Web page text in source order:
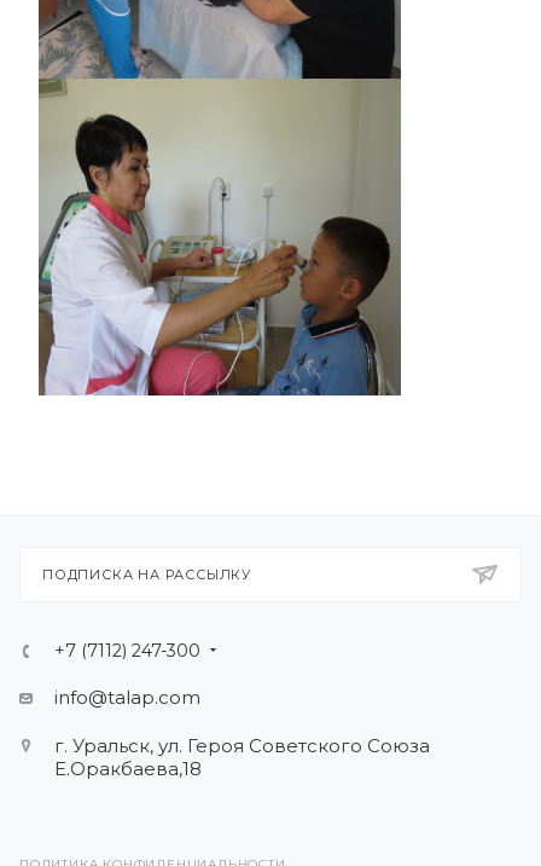
ПОДПИСКА НА РАССЫЛКУ
+7 (7112) 247-300
info@talap.com
г. Уральск, ул. Героя Советского Союза
Е.Оракбаева,18